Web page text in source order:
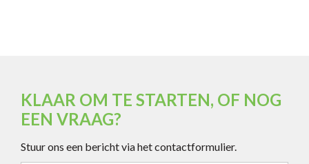
KLAAR OM TE STARTEN, OF NOG
EEN VRAAG?
Stuur ons een bericht via het contactformulier.